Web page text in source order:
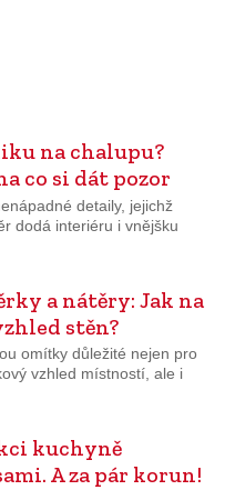
na chalupu?
co si dát pozor
detaily, jejichž
dodá interiéru i vnějšku
a nátěry: Jak na
stěn?
omítky důležité nejen pro
vzhled místností, ale i
kuchyně
A za pár korun!